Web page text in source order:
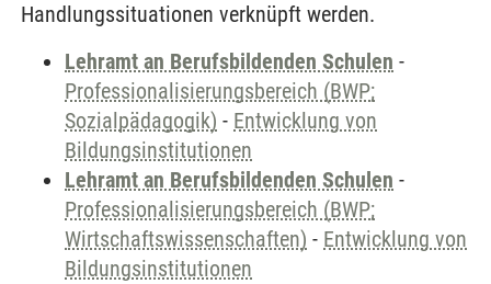
Handlungssituationen verknüpft werden.
Lehramt an Berufsbildenden Schulen -
Professionalisierungsbereich (BWP;
Sozialpädagogik) - Entwicklung von
Bildungsinstitutionen
Lehramt an Berufsbildenden Schulen -
Professionalisierungsbereich (BWP;
Wirtschaftswissenschaften) - Entwicklung von
Bildungsinstitutionen